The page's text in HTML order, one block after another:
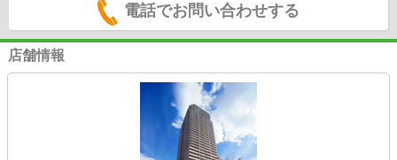
電話でお問い合わせする
店舗情報